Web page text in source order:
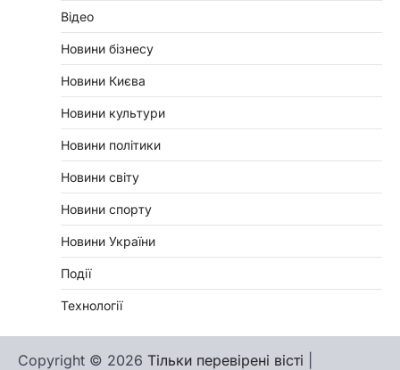
Відео
Новини бізнесу
Новини Києва
Новини культури
Новини політики
Новини світу
Новини спорту
Новини України
Події
Технології
Copyright © 2026 Тільки перевірені вісті